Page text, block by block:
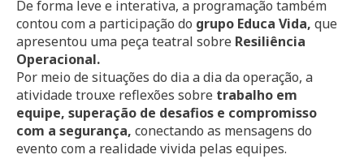
De forma leve e interativa, a programação também
contou com a participação do grupo Educa Vida, que
apresentou uma peça teatral sobre Resiliência
Operacional.
Por meio de situações do dia a dia da operação, a
atividade trouxe reflexões sobre trabalho em
equipe, superação de desafios e compromisso
com a segurança, conectando as mensagens do
evento com a realidade vivida pelas equipes.